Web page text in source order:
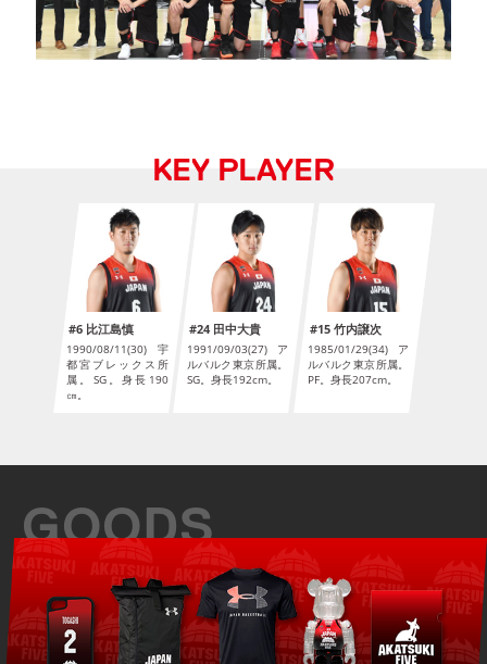
KEY PLAYER
#6 比江島慎
1990/08/11(30) 宇
都宮ブレックス所
属。SG。身長190
㎝。
#24 田中大貴
1991/09/03(27) ア
ルバルク東京所属。
SG。身長192cm。
#15 竹内譲次
1985/01/29(34) ア
ルバルク東京所属。
PF。身長207cm。
GOODS